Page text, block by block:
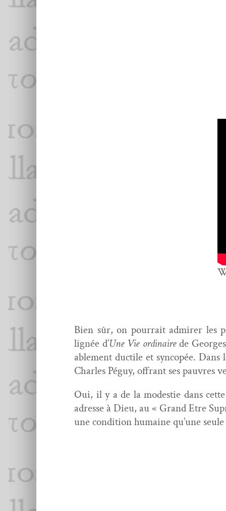
Bien sûr, on pour­rait admir­er les
lignée d’Une Vie ordi­nairede
able­ment duc­tile et syn­copée.
Charles Péguy, offrant ses pau­vres
Oui, il y a de la mod­estie dans
adresse à Dieu, au « Grand Etre
une con­di­tion humaine qu’une